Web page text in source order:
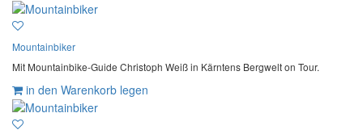
Mountainbiker
Mit Mountainbike-Guide Christoph Weiß in Kärntens Bergwelt on Tour.
in den Warenkorb legen